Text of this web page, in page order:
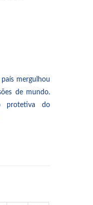
mergulhou
de mundo.
protetiva do